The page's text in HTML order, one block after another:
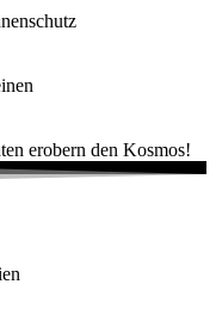
erobern den Kosmos!